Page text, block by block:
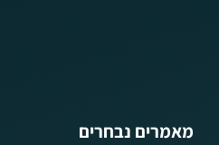
מאמרים נבחרים